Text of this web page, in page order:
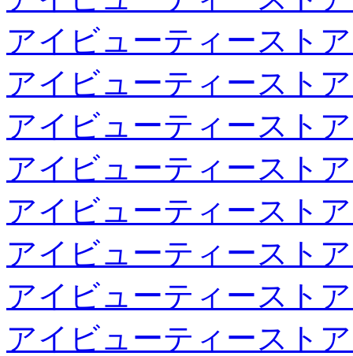
アイビューティースト
アイビューティースト
アイビューティースト
アイビューティースト
アイビューティースト
アイビューティースト
アイビューティースト
アイビューティースト